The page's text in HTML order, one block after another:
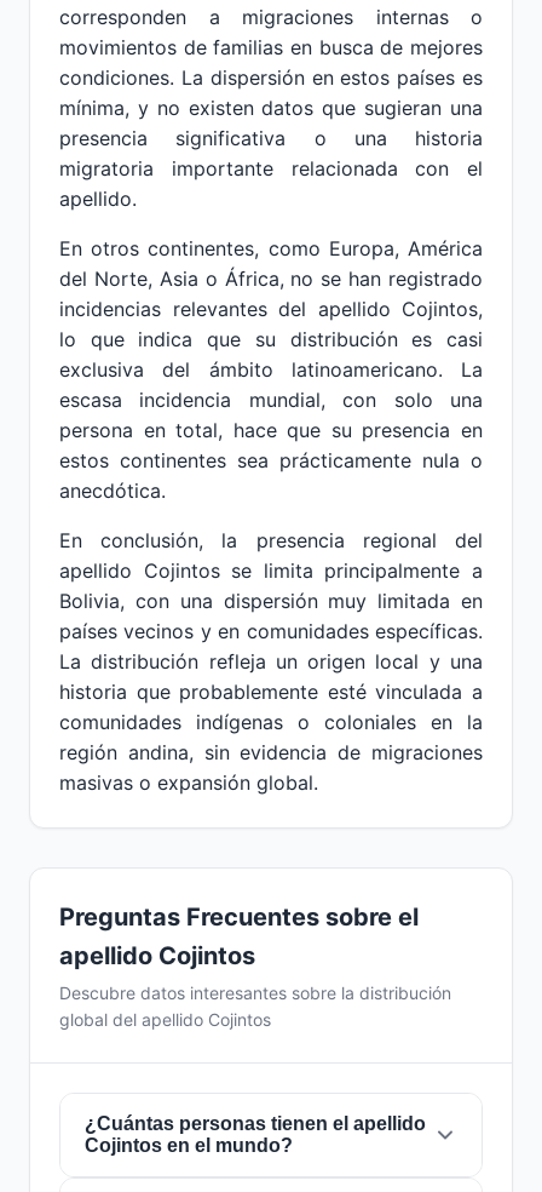
corresponden a migraciones internas o
movimientos de familias en busca de mejores
condiciones. La dispersión en estos países es
mínima, y no existen datos que sugieran una
presencia significativa o una historia
migratoria importante relacionada con el
apellido.
En otros continentes, como Europa, América
del Norte, Asia o África, no se han registrado
incidencias relevantes del apellido Cojintos,
lo que indica que su distribución es casi
exclusiva del ámbito latinoamericano. La
escasa incidencia mundial, con solo una
persona en total, hace que su presencia en
estos continentes sea prácticamente nula o
anecdótica.
En conclusión, la presencia regional del
apellido Cojintos se limita principalmente a
Bolivia, con una dispersión muy limitada en
países vecinos y en comunidades específicas.
La distribución refleja un origen local y una
historia que probablemente esté vinculada a
comunidades indígenas o coloniales en la
región andina, sin evidencia de migraciones
masivas o expansión global.
Preguntas Frecuentes sobre el
apellido Cojintos
Descubre datos interesantes sobre la distribución
global del apellido Cojintos
¿Cuántas personas tienen el apellido
Cojintos en el mundo?